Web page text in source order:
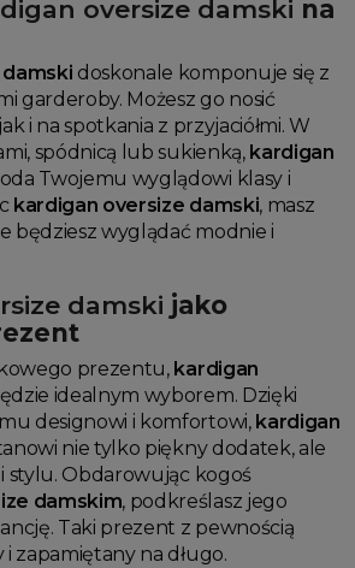
oversize damski na
doskonale komponuje się z
garderoby. Możesz go nosić
i na spotkania z przyjaciółmi. W
spódnicą lub sukienką, kardigan
Twojemu wyglądowi klasy i
kardigan oversize damski, masz
będziesz wyglądać modnie i
damski jako
prezentu, kardigan
idealnym wyborem. Dzięki
designowi i komfortowi, kardigan
nie tylko piękny dodatek, ale
stylu. Obdarowując kogoś
damskim, podkreślasz jego
Taki prezent z pewnością
zapamiętany na długo.